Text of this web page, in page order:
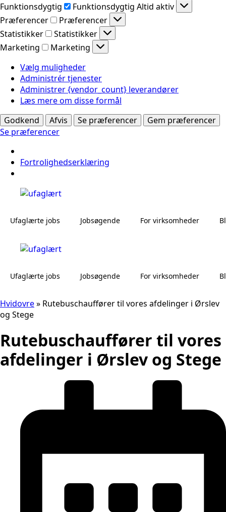
Funktionsdygtig
Funktionsdygtig Altid aktiv
Præferencer
Præferencer
Statistikker
Statistikker
Marketing
Marketing
Vælg muligheder
Administrér tjenester
Administrer {vendor_count} leverandører
Læs mere om disse formål
Godkend
Afvis Se præferencer
Gem præferencer
Se præferencer
Fortrolighedserklæring
Ufaglærte jobs Jobsøgende For virksomheder
Ufaglærte jobs Jobsøgende For virksomheder
Hvidovre» Rutebuschauffører til vores afdelinger i Ørslev
og Stege
Rutebuschauffører til vores
afdelinger i Ørslev og Stege